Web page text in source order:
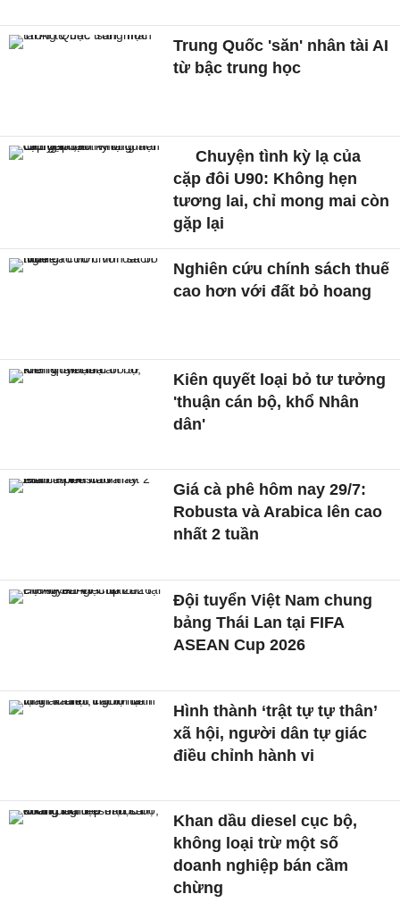
Trung Quốc 'săn' nhân tài AI
từ bậc trung học
Chuyện tình kỳ lạ của
cặp đôi U90: Không hẹn
tương lai, chỉ mong mai còn
gặp lại
Nghiên cứu chính sách thuế
cao hơn với đất bỏ hoang
Kiên quyết loại bỏ tư tưởng
'thuận cán bộ, khổ Nhân
dân'
Giá cà phê hôm nay 29/7:
Robusta và Arabica lên cao
nhất 2 tuần
Đội tuyển Việt Nam chung
bảng Thái Lan tại FIFA
ASEAN Cup 2026
Hình thành ‘trật tự tự thân’
xã hội, người dân tự giác
điều chỉnh hành vi
Khan dầu diesel cục bộ,
không loại trừ một số
doanh nghiệp bán cầm
chừng